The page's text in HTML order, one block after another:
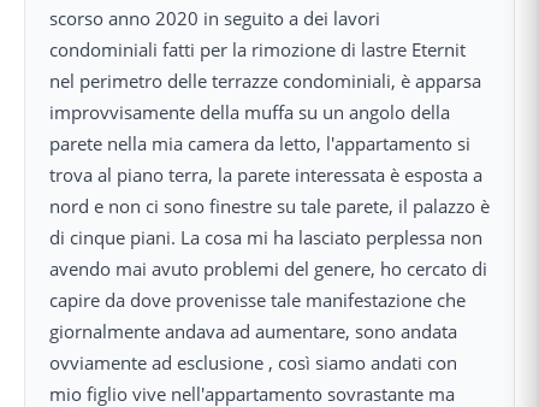
scorso anno 2020 in seguito a dei lavori
condominiali fatti per la rimozione di lastre Eternit
nel perimetro delle terrazze condominiali, è apparsa
improvvisamente della muffa su un angolo della
parete nella mia camera da letto, l'appartamento si
trova al piano terra, la parete interessata è esposta a
nord e non ci sono finestre su tale parete, il palazzo è
di cinque piani. La cosa mi ha lasciato perplessa non
avendo mai avuto problemi del genere, ho cercato di
capire da dove provenisse tale manifestazione che
giornalmente andava ad aumentare, sono andata
ovviamente ad esclusione , così siamo andati con
mio figlio vive nell'appartamento sovrastante ma